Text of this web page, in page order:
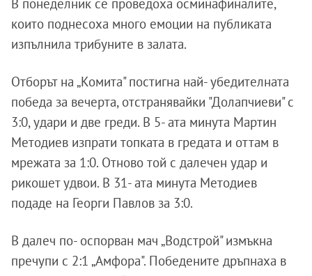
В понеделник се проведоха осминафиналите,
които поднесоха много емоции на публиката
изпълнила трибуните в залата.
Отборът на „Комита" постигна най- убедителната
победа за вечерта, отстранявайки "Долапчиеви" с
3:0, удари и две греди. В 5- ата минута Мартин
Методиев изпрати топката в гредата и оттам в
мрежата за 1:0. Отново той с далечен удар и
рикошет удвои. В 31- ата минута Методиев
подаде на Георги Павлов за 3:0.
В далеч по- оспорван мач „Водстрой" измъкна
пречупи с 2:1 „Амфора". Победените дръпнаха в